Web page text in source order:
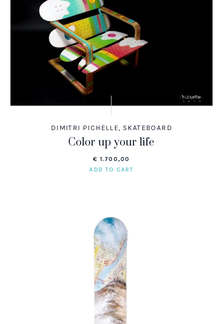
DIMITRI PICHELLE, SKATEBOARD
Color up your life
€ 1.700,00
ADD TO CART